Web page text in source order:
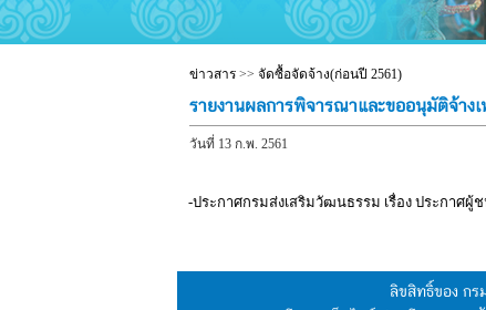
ข่าวสาร >> จัดซื้อจัดจ้าง(ก่อนปี 2561)
รายงานผลการพิจารณาและขออนุมัติจ้า
วันที่ 13 ก.พ. 2561
-ประกาศกรมส่งเสริมวัฒนธรรม เรื่อง ประกาศผู้
ลิขสิทธิ์ของ กร